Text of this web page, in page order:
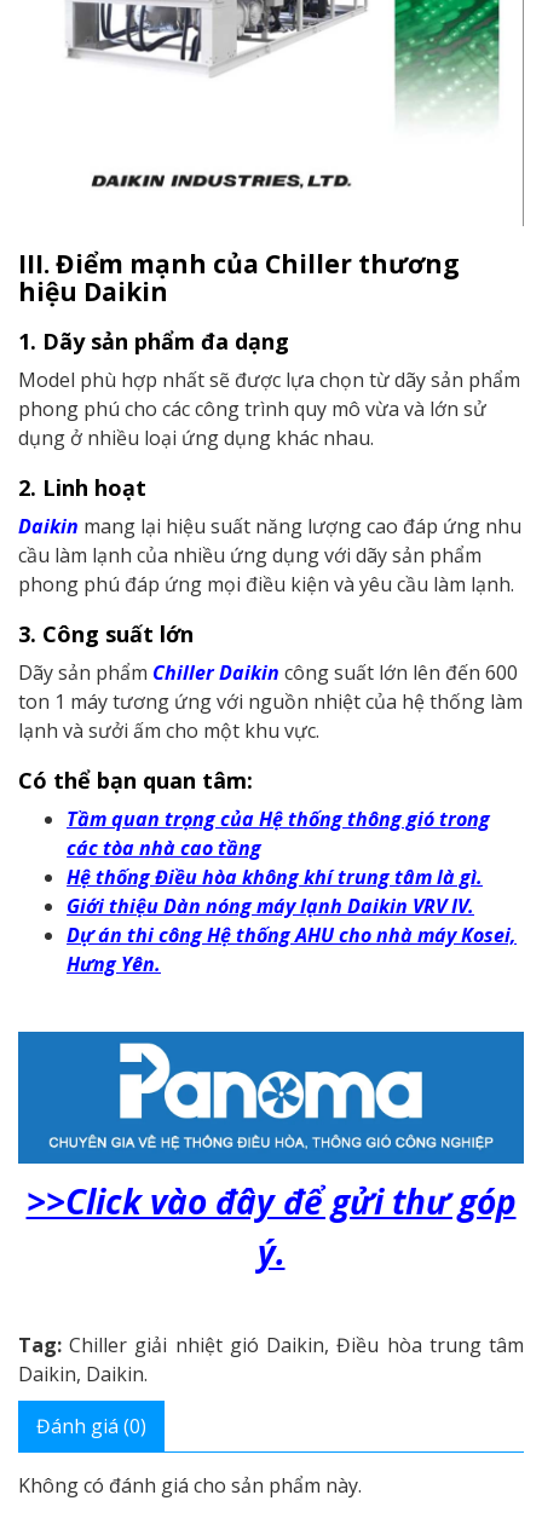
III. Điểm mạnh của Chiller thương
hiệu Daikin
1. Dãy sản phẩm đa dạng
Model phù hợp nhất sẽ được lựa chọn từ dãy sản phẩm
phong phú cho các công trình quy mô vừa và lớn sử
dụng ở nhiều loại ứng dụng khác nhau.
2. Linh hoạt
Daikin mang lại hiệu suất năng lượng cao đáp ứng nhu
cầu làm lạnh của nhiều ứng dụng với dãy sản phẩm
phong phú đáp ứng mọi điều kiện và yêu cầu làm lạnh.
3. Công suất lớn
Dãy sản phẩm Chiller Daikin công suất lớn lên đến 600
ton 1 máy tương ứng với nguồn nhiệt của hệ thống làm
lạnh và sưởi ấm cho một khu vực.
Có thể bạn quan tâm:
Tầm quan trọng của Hệ thống thông gió trong
các tòa nhà cao tầng
Hệ thống Điều hòa không khí trung tâm là gì.
Giới thiệu Dàn nóng máy lạnh Daikin VRV IV.
Dự án thi công Hệ thống AHU cho nhà máy Kosei,
Hưng Yên.
>>Click vào đây để gửi thư góp
ý.
Tag: Chiller giải nhiệt gió Daikin,Điều hòa trung tâm
Daikin, Daikin.
Đánh giá (0)
Không có đánh giá cho sản phẩm này.